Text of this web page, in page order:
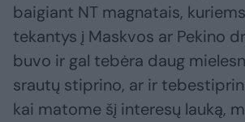
baigiant NT magnatais,
tekantys į Maskvos ar Pekino
buvo ir gal tebėra daug
srautų stiprino, ar ir
kai matome šį interesų lauką,